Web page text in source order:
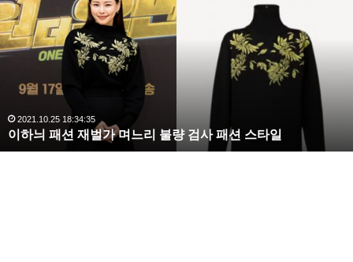
수
해
라
김
완
벽
한
2020.10.03 10:59:30
복수해라 김사랑, 완벽한 S라인 몸매 시선 압도